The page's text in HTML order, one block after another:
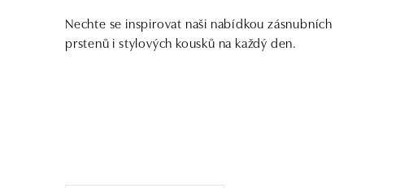
Nechte se inspirovat naši nabídkou zásnubních
prstenů i stylových kousků na každý den.